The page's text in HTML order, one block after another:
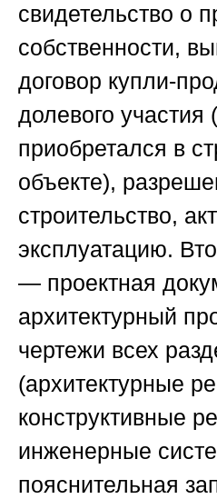
свидетельство о
собственности,
договор купли-
долевого участия
приобретался в
объекте),
строительство,
эксплуатацию.
— проектная
архитектурный
чертежи всех
(архитектурные
конструктивные
инженерные
пояснительная